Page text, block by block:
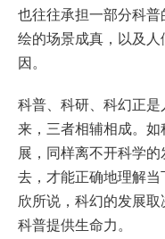
也往往承担一部分科
绘的场景成真，以及
因。
科普、科研、科幻正
来，三者相辅相成。
展，同样离不开科学
去，才能正确地理解
欣所说，科幻的发展
科普提供生命力。